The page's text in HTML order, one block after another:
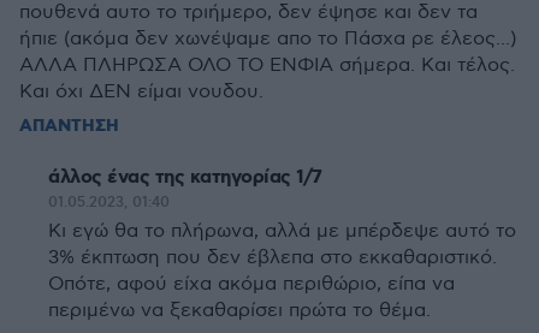
πουθενά αυτο το τριήμερο, δεν έψησε και δεν τα
ήπιε (ακόμα δεν χωνέψαμε απο το Πάσχα ρε έλεος...)
ΑΛΛΑ ΠΛΗΡΩΣΑ ΟΛΟ ΤΟ ΕΝΦΙΑ σήμερα. Και τέλος.
Και όχι ΔΕΝ είμαι νουδου.
ΑΠΑΝΤΗΣΗ
άλλος ένας της κατηγορίας 1/7
01.05.2023, 01:40
Κι εγώ θα το πλήρωνα, αλλά με μπέρδεψε αυτό το
3% έκπτωση που δεν έβλεπα στο εκκαθαριστικό.
Οπότε, αφού είχα ακόμα περιθώριο, είπα να
περιμένω να ξεκαθαρίσει πρώτα το θέμα.